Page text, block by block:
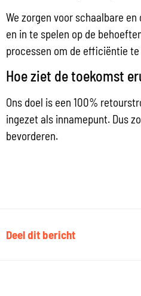
We zorgen voor schaalbare
en in te spelen op de
processen om de efficiëntie
Hoe ziet de toekomst
Ons doel is een 100%
ingezet als innamepunt. Dus
bevorderen.
Deel dit bericht